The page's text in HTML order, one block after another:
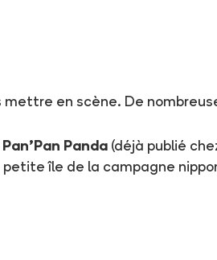
en scène. De
Pan'Pan Panda (déjà publié
île de la campagne